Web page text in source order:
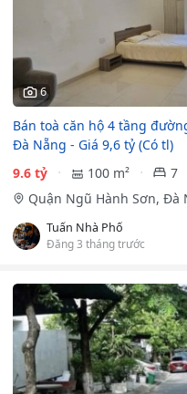
6
Bán toà căn hộ 4 tầng
Đà Nẵng - Giá 9,6 tỷ (Có tl)
9.6 tỷ
100 m² 7
Quận Ngũ Hành Sơn, Đà
Tuấn Nhà Phố
Đăng 3 tháng trước